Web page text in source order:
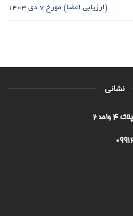
(ارزیابی اعضا) مورخ ۷ دی ۱۴۰۳
نشانی
۲